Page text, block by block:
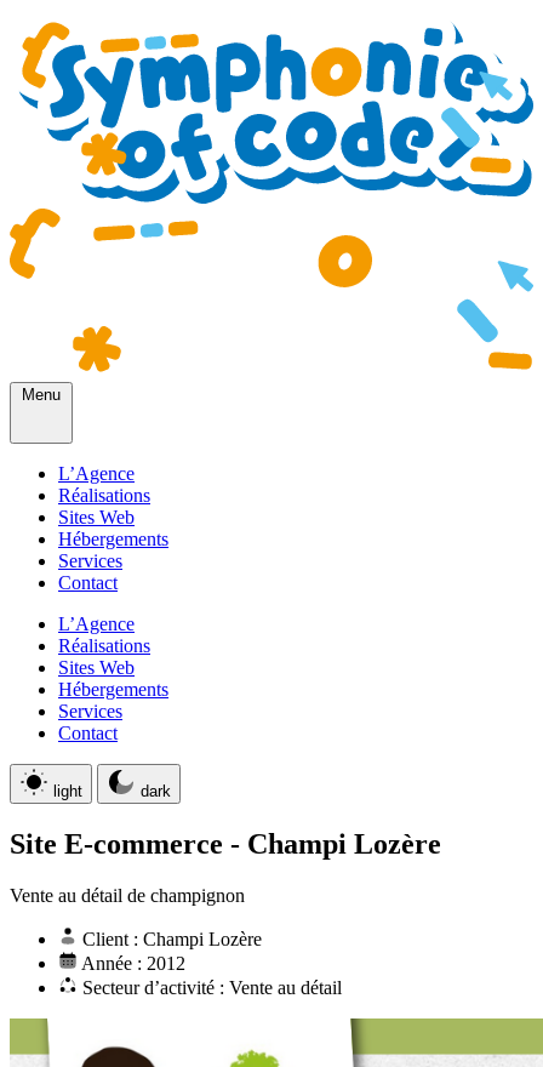
Menu
L’Agence
Réalisations
Sites Web
Hébergements
Services
Contact
L’Agence
Réalisations
Sites Web
Hébergements
Services
Contact
light dark
Site E-commerce - Champi Lozère
Vente au détail de champignon
Client : Champi Lozère
Année : 2012
Secteur d’activité : Vente au détail